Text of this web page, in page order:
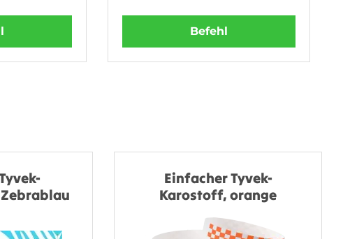
Befehl
Einfacher Tyvek-
Karostoff, orange